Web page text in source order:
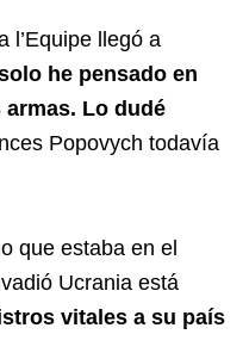
l’Equipe llegó a
he pensado en
Lo dudé
Popovych todavía
que estaba en el
Ucrania está
vitales a su país